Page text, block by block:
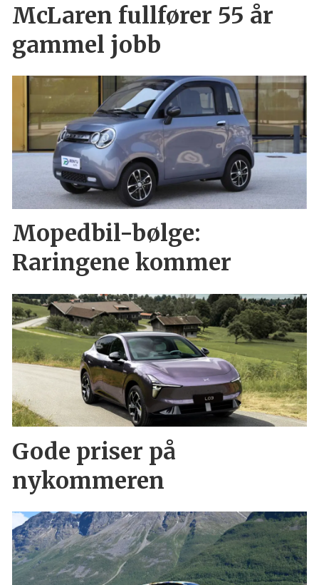
McLaren fullfører 55 år
gammel jobb
Mopedbil-bølge:
Raringene kommer
Gode priser på
nykommeren